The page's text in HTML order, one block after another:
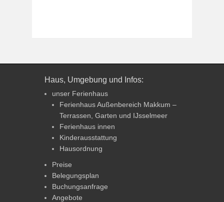
Haus, Umgebung und Infos:
unser Ferienhaus
Ferienhaus Außenbereich Makkum –
Terrassen, Garten und IJsselmeer
Ferienhaus innen
Kinderausstattung
Hausordnung
Preise
Belegungsplan
Buchungsanfrage
Angebote